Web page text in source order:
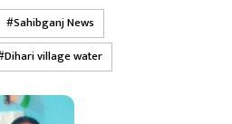
Sahibganj News
Dihari village water